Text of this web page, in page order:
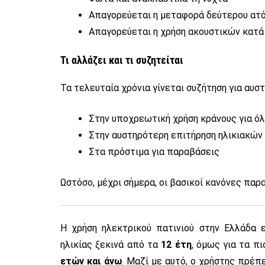
Απαγορεύεται η μεταφορά δεύτερου
Απαγορεύεται η χρήση ακουστικών
Τι αλλάζει και τι συζητείται
Τα τελευταία χρόνια γίνεται συζήτηση για
Στην υποχρεωτική χρήση κράνους για
Στην αυστηρότερη επιτήρηση
Στα πρόστιμα για παραβάσεις
Ωστόσο, μέχρι σήμερα, οι βασικοί κανόνες
Η χρήση ηλεκτρικού πατινιού στην
ηλικίας ξεκινά από τα 12 έτη, όμως για τα
ετών και άνω. Μαζί με αυτό, ο χρήστης